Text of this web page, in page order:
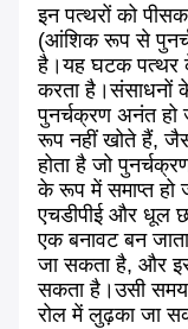
इन पत्थरों को
(आंशिक रूप से
है।यह घटक पत्थर
करता है।संसाधनों
पुनर्चक्रण अनंत हो
रूप नहीं खोते हैं,
होता है जो
के रूप में समाप्त हो
एचडीपीई और धूल
एक बनावट बन
जा सकता है, और
सकता है।उसी समय
रोल में लुढ़का जा